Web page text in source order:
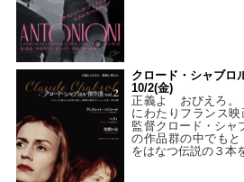
クロード・シャブ
10/2(金)
正義よ おびえろ
にわたりフランス
監督クロード・シャ
の作品群の中でも
をはなつ伝説の３本